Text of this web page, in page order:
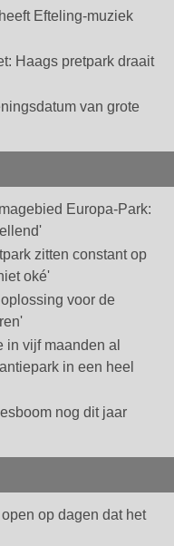
Efteling-muziek
Haags pretpark draait
van grote
Europa-Park:
zitten constant op
oké'
voor de
in vijf maanden al
in een heel
nog dit jaar
op dagen dat het